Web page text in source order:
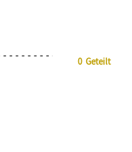
0 Geteilt